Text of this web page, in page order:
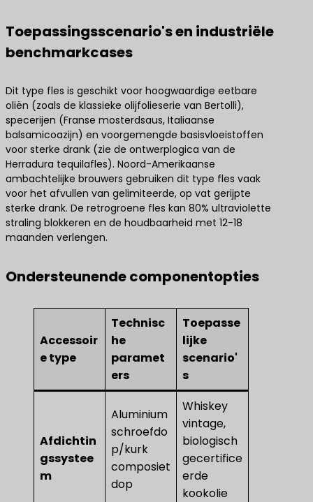
Toepassingsscenario's en industriële
benchmarkcases
Dit type fles is geschikt voor hoogwaardige eetbare
oliën (zoals de klassieke olijfolieserie van Bertolli),
specerijen (Franse mosterdsaus, Italiaanse
balsamicoazijn) en voorgemengde basisvloeistoffen
voor sterke drank (zie de ontwerplogica van de
Herradura tequilafles). Noord-Amerikaanse
ambachtelijke brouwers gebruiken dit type fles vaak
voor het afvullen van gelimiteerde, op vat gerijpte
sterke drank. De retrogroene fles kan 80% ultraviolette
straling blokkeren en de houdbaarheid met 12-18
maanden verlengen.
Ondersteunende componentopties
Accessoir
e type
Technisc
he
paramet
ers
Toepasse
lijke
scenario'
s
Afdichtin
gssystee
m​
Aluminium
schroefdo
p/kurk
composiet
dop
Whiskey
vintage,
biologisch
gecertifice
erde
kookolie